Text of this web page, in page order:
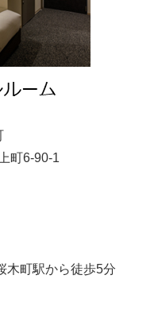
町6-90-1
木町駅から徒歩5分